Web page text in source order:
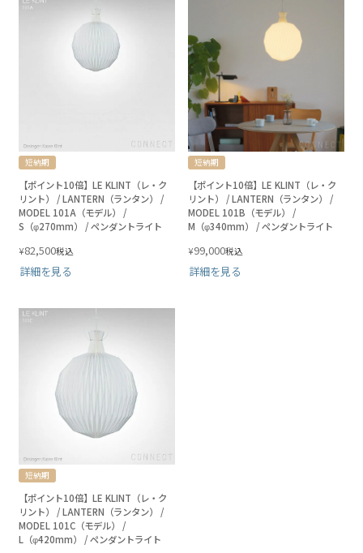
短納期
【ポイント10倍】LE KLINT（レ・ク
リント） / LANTERN（ランタン） /
MODEL 101A（モデル） /
S（φ270mm） / ペンダントライト
¥82,500税込
詳細を見る
短納期
【ポイント10倍】LE KLINT（レ・ク
リント） / LANTERN（ランタン） /
MODEL 101B（モデル） /
M（φ340mm） / ペンダントライト
¥99,000税込
詳細を見る
短納期
【ポイント10倍】LE KLINT（レ・ク
リント） / LANTERN（ランタン） /
MODEL 101C（モデル） /
L（φ420mm） / ペンダントライト